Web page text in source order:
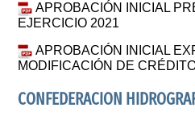
APROBACIÓN INICIAL
EJERCICIO 2021
APROBACIÓN INICIAL
MODIFICACIÓN DE
CONFEDERACION